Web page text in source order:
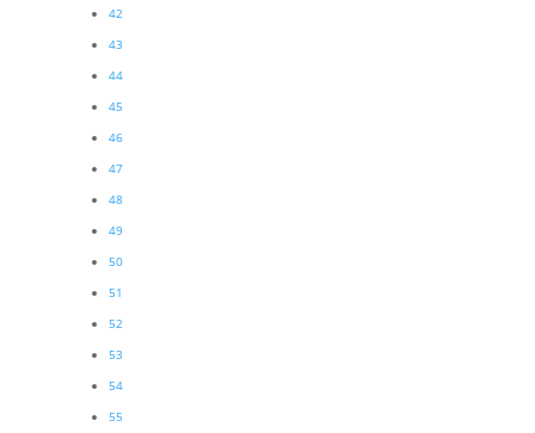
42
43
44
45
46
47
48
49
50
51
52
53
54
55